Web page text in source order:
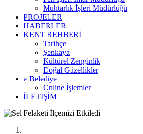
Muhtarlık İşleri Müdürlüğü
PROJELER
HABERLER
KENT REHBERİ
Tarihçe
Şenkaya
Kültürel Zenginlik
Doğal Güzellikler
e-Belediye
Online İşlemler
İLETİŞİM